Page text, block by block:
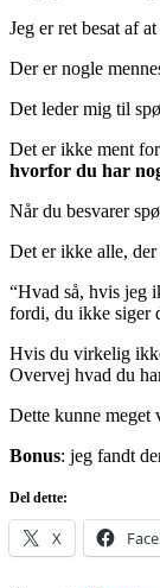
Jeg er ret besat af
Der er nogle
Det leder mig til
Det er ikke ment
hvorfor du har
Når du besvarer
Det er ikke alle,
“Hvad så, hvis jeg
fordi, du ikke siger
Hvis du virkelig
Overvej hvad du
Dette kunne meget
Bonus: jeg fandt
Del dette:
X